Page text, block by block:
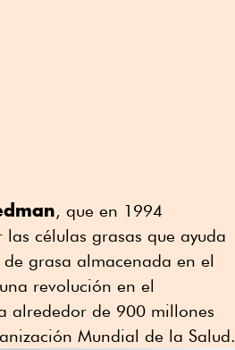
, que en 1994
células grasas que ayuda
grasa almacenada en el
revolución en el
alrededor de 900 millones
Mundial de la Salud.